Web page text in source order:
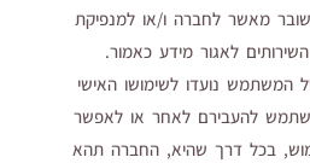
מאשר לחברה ו/או למנפיקת
לאגור מידע כאמור.
של המשתמש נועדו לשימושו האישי
להעבירם לאחר או לאפשר
בכל דרך שהיא, החברה תהא